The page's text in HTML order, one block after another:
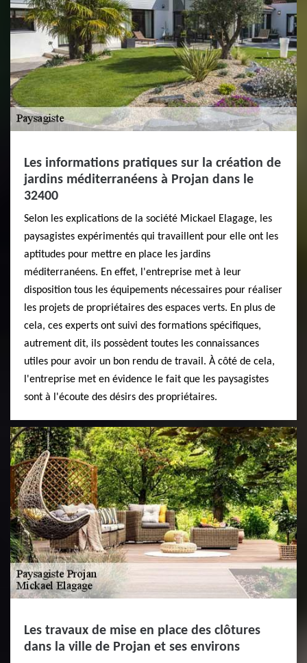
Les informations pratiques sur la création de
jardins méditerranéens à Projan dans le
32400
Selon les explications de la société Mickael Elagage, les
paysagistes expérimentés qui travaillent pour elle ont les
aptitudes pour mettre en place les jardins
méditerranéens. En effet, l'entreprise met à leur
disposition tous les équipements nécessaires pour réaliser
les projets de propriétaires des espaces verts. En plus de
cela, ces experts ont suivi des formations spécifiques,
autrement dit, ils possèdent toutes les connaissances
utiles pour avoir un bon rendu de travail. À côté de cela,
l'entreprise met en évidence le fait que les paysagistes
sont à l'écoute des désirs des propriétaires.
Les travaux de mise en place des clôtures
dans la ville de Projan et ses environs